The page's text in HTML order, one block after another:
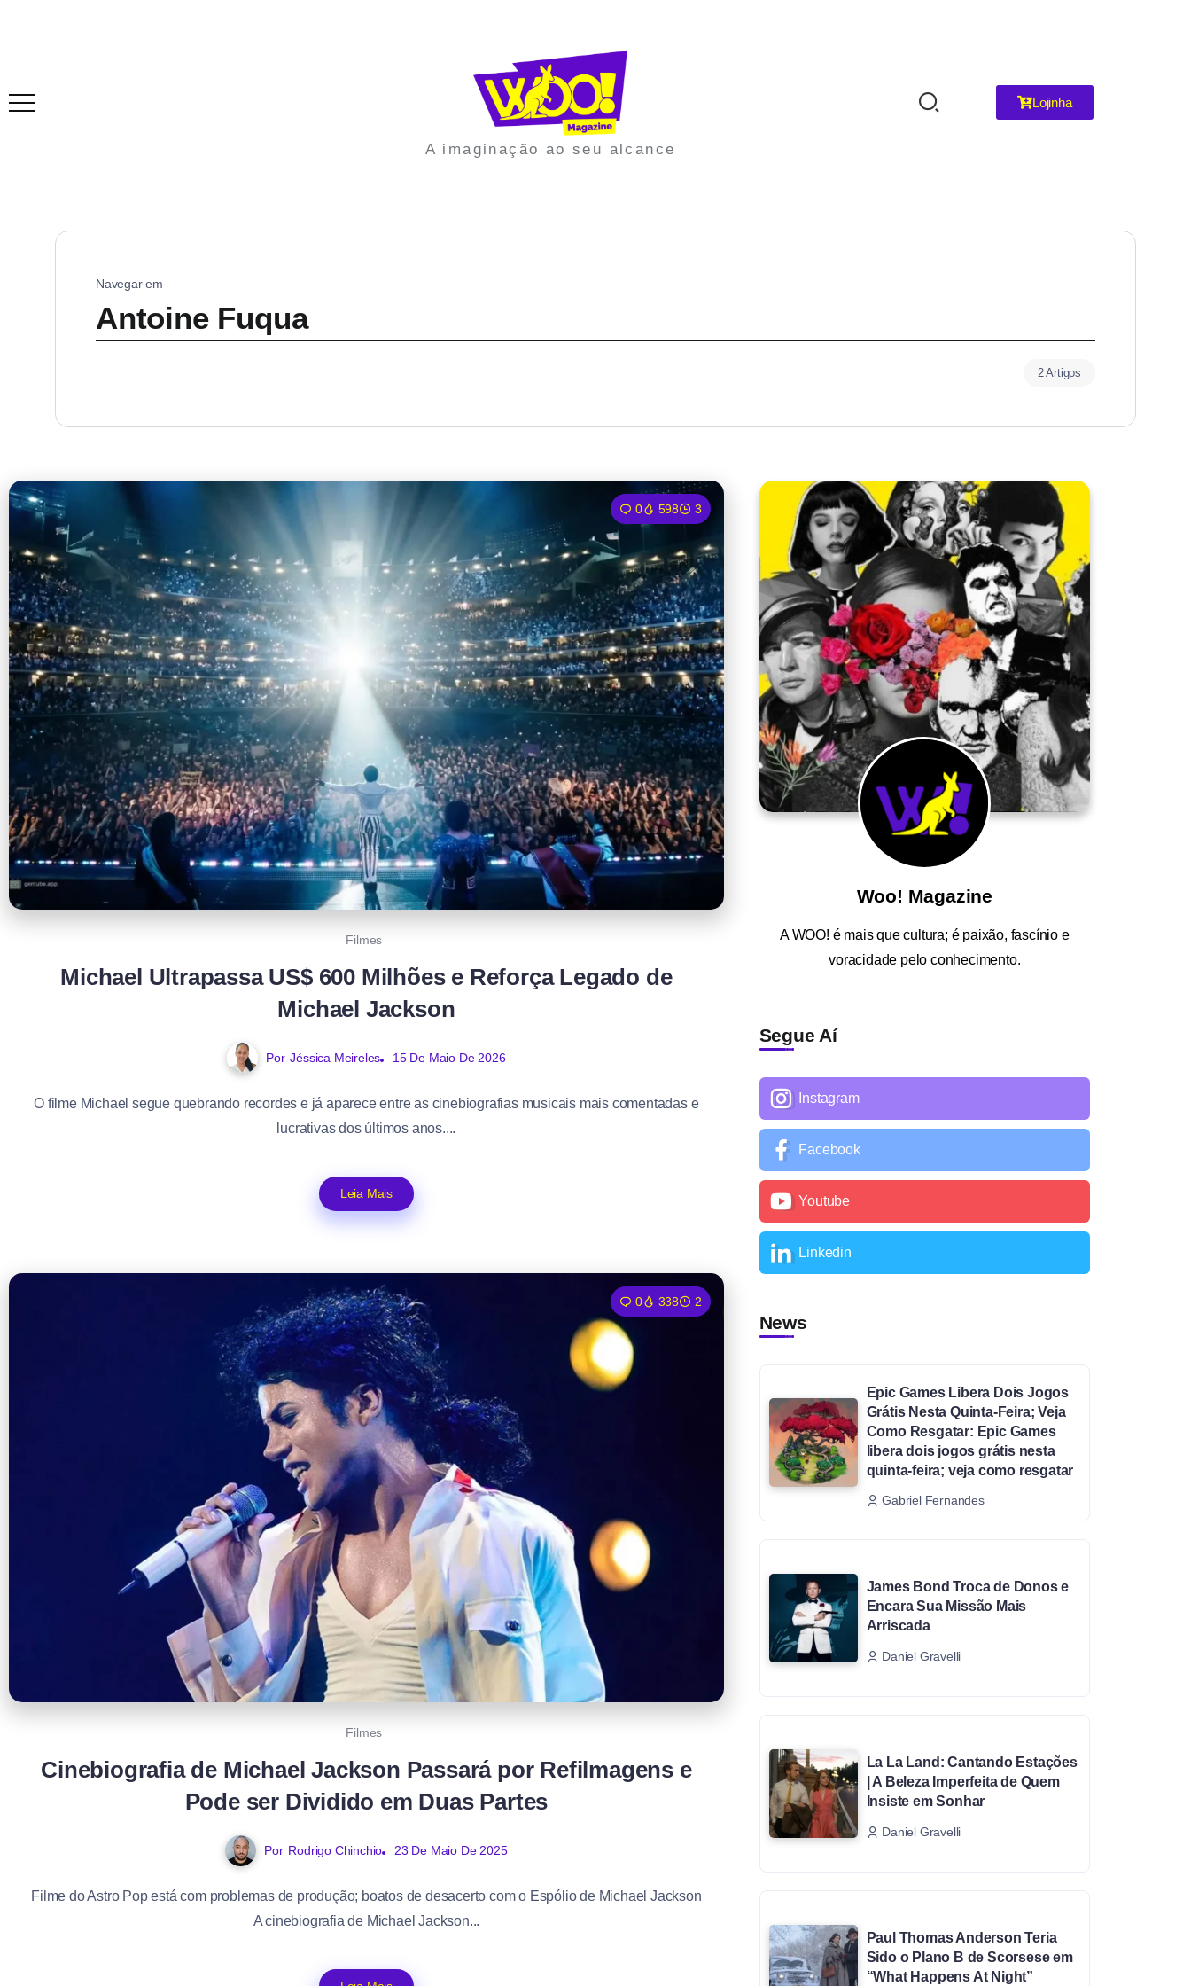
A imaginação ao seu alcance
Lojinha
Navegar em
Antoine Fuqua
2 Artigos
0 598 3
Filmes
Michael Ultrapassa US$ 600 Milhões e Reforça Legado de
Michael Jackson
Por Jéssica Meireles 15 De Maio De 2026
O filme Michael segue quebrando recordes e já aparece entre as cinebiografias musicais mais comentadas e
lucrativas dos últimos anos....
Leia Mais
0 338 2
Filmes
Cinebiografia de Michael Jackson Passará por Refilmagens e
Pode ser Dividido em Duas Partes
Por Rodrigo Chinchio 23 De Maio De 2025
Filme do Astro Pop está com problemas de produção; boatos de desacerto com o Espólio de Michael Jackson
A cinebiografia de Michael Jackson...
Woo! Magazine
AWOO! é mais que cultura; é paixão, fascínio e
voracidade pelo conhecimento.
Segue Aí
Instagram
Facebook
Youtube
Linkedin
News
Epic Games Libera Dois Jogos
Grátis Nesta Quinta-Feira; Veja
Como Resgatar: Epic Games
libera dois jogos grátis nesta
quinta-feira; veja como resgatar
Gabriel Fernandes
James Bond Troca de Donos e
Encara Sua Missão Mais
Arriscada
Daniel Gravelli
La La Land: Cantando Estações
| A Beleza Imperfeita de Quem
Insiste em Sonhar
Daniel Gravelli
Paul Thomas Anderson Teria
Sido o Plano B de Scorsese em
“What Happens At Night”